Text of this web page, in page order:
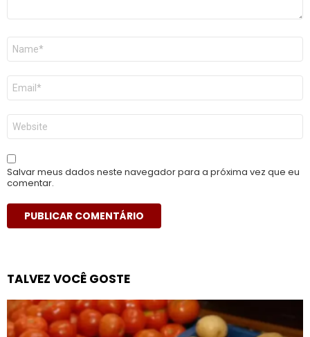
Nome
E-
mail
*
Site
Salvar meus dados neste navegador para a próxima vez que eu
comentar.
TALVEZ VOCÊ GOSTE